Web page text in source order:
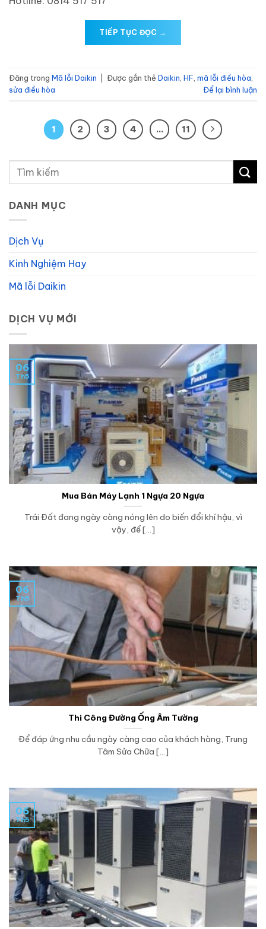
TIẾP TỤC ĐỌC →
Đăng trong Mã lỗi Daikin Được gắn thẻ Daikin, HF, mã lỗi điều hòa,
sửa điều hòa
Để lại bình luận
1 2 3 4 … 11
DANH MỤC
Dịch Vụ
Kinh Nghiệm Hay
Mã lỗi Daikin
DỊCH VỤ MỚI
Mua Bán Máy Lạnh 1 Ngựa 20 Ngựa
Trái Đất đang ngày càng nóng lên do biến đổi khí hậu, vì
vậy, để [...]
06
Th5
Thi Công Đường Ống Âm Tường
Để đáp ứng nhu cầu ngày càng cao của khách hàng, Trung
Tâm Sửa Chữa [...]
06
Th5
06
Th5